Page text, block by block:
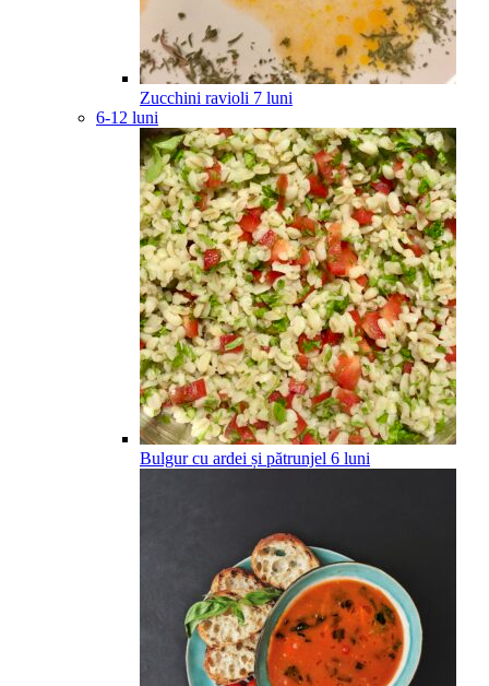
Zucchini ravioli 7 luni
6-12 luni
Bulgur cu ardei și pătrunjel 6 luni